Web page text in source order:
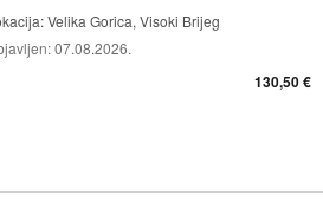
Velika Gorica, Visoki Brijeg
07.08.2026.
130,50 €